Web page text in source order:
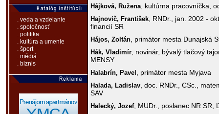
. veda a vzdelanie
. spoločnosť
. politika
. kultúra a umenie
. šport
. médiá
. biznis
Hájková, Ružena , kultúrna pracovníčka,
Hajnovič, František , RNDr., jan. 2002 -
financií SR
Hájos, Zoltán , primátor mesta Dunajská
Hák, Vladimír , novinár, bývalý tlačový
MENSY
Halabrín, Pavel , primátor mesta Myjava
Halada, Ladislav , doc. RNDr., CSc.,
SAV
Halecký, Jozef, MUDr., poslanec NR SR,